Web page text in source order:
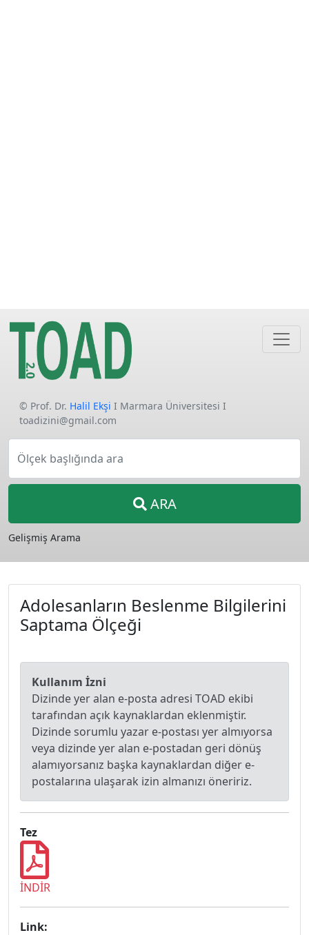
© Prof. Dr. Halil Ekşi I Marmara Üniversitesi I
toadizini@gmail.com
Ölçek başlığında ara
ARA
Gelişmiş Arama
Adolesanların Beslenme Bilgilerini
Saptama Ölçeği
Kullanım İzni
Dizinde yer alan e-posta adresi TOAD ekibi
tarafından açık kaynaklardan eklenmiştir.
Dizinde sorumlu yazar e-postası yer almıyorsa
veya dizinde yer alan e-postadan geri dönüş
alamıyorsanız başka kaynaklardan diğer e-
postalarına ulaşarak izin almanızı öneririz.
Tez
İNDİR
Link: